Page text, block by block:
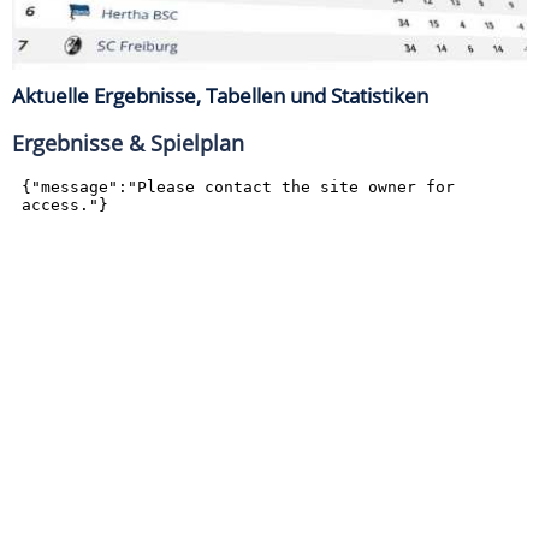
Aktuelle Ergebnisse, Tabellen und Statistiken
Ergebnisse & Spielplan